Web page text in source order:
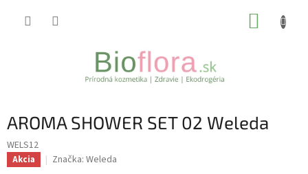
AROMA SHOWER SET 02 Weleda
WELS12
Akcia Značka: Weleda